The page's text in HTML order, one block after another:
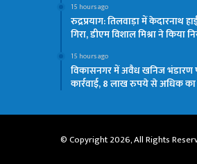
15 hours ago
रुद्रप्रयाग: तिलवाड़ा में केदारनाथ
गिरा, डीएम विशाल मिश्रा ने किया
15 hours ago
विकासनगर में अवैध खनिज भंडारण
कार्रवाई, 8 लाख रुपये से अधिक का
© Copyright 2026, All Rights